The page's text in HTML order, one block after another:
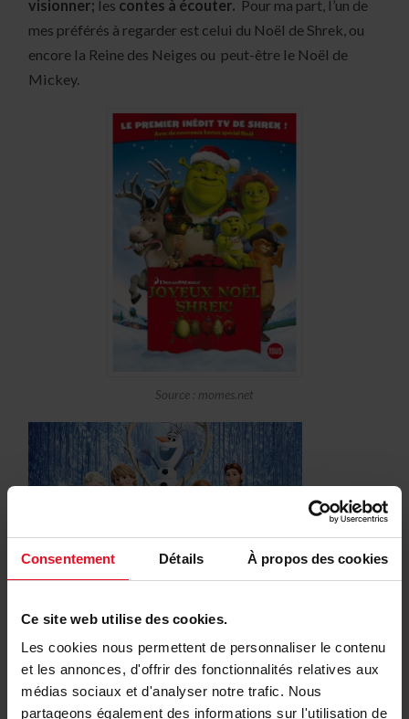
Consentement Détails À propos des cookies
Ce site web utilise des cookies.
Les cookies nous permettent de personnaliser le contenu
et les annonces, d'offrir des fonctionnalités relatives aux
médias sociaux et d'analyser notre trafic. Nous
partageons également des informations sur l'utilisation de
visionner; les contes à écouter. Pour ma part, l’un de
mes préférés à regarder est celui du Noël de Shrek, ou
encore la Reine des Neiges ou peut-être le Noël de
Mickey.
Source : momes.net
Source: momes.net